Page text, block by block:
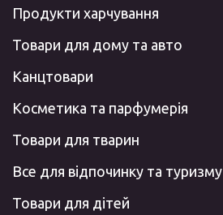
Продукти харчування
Товари для дому та авто
Канцтовари
Косметика та парфумерія
Товари для тварин
Все для відпочинку та туризму
Товари для дітей